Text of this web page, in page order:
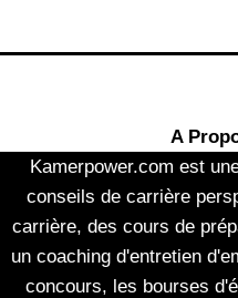
A
Kamerpower.com est
conseils de carrière
carrière, des cours de
un coaching d'entretien
concours, les bourses